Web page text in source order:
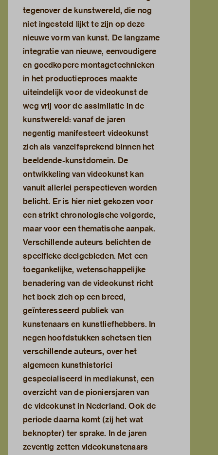
tegenover de kunstwereld, die nog
niet ingesteld lijkt te zijn op deze
nieuwe vorm van kunst. De langzame
integratie van nieuwe, eenvoudigere
en goedkopere montagetechnieken
in het productieproces maakte
uiteindelijk voor de videokunst de
weg vrij voor de assimilatie in de
kunstwereld: vanaf de jaren
negentig manifesteert videokunst
zich als vanzelfsprekend binnen het
beeldende-kunstdomein. De
ontwikkeling van videokunst kan
vanuit allerlei perspectieven worden
belicht. Er is hier niet gekozen voor
een strikt chronologische volgorde,
maar voor een thematische aanpak.
Verschillende auteurs belichten de
specifieke deelgebieden. Met een
toegankelijke, wetenschappelijke
benadering van de videokunst richt
het boek zich op een breed,
geïnteresseerd publiek van
kunstenaars en kunstliefhebbers. In
negen hoofdstukken schetsen tien
verschillende auteurs, over het
algemeen kunsthistorici
gespecialiseerd in mediakunst, een
overzicht van de pioniersjaren van
de videokunst in Nederland. Ook de
periode daarna komt (zij het wat
beknopter) ter sprake. In de jaren
zeventig zetten videokunstenaars